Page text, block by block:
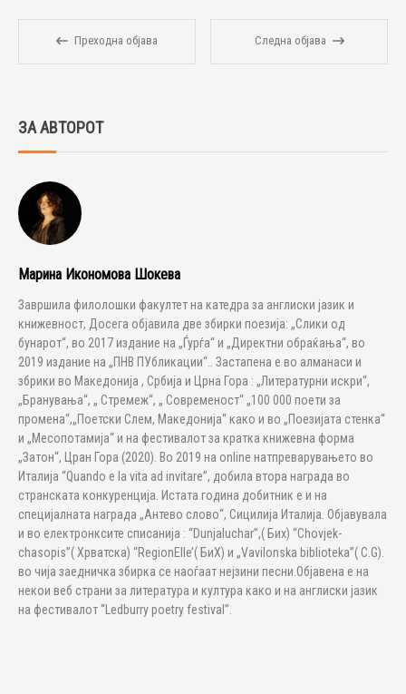
Преходна објава Следна објава
ЗА АВТОРОТ
Марина Икономова Шокева
Завршила филолошки факултет на катедра за англиски јазик и
книжевност, Досега објавила две збирки поезија: „Слики од
бунарот“, во 2017 издание на „Ѓурѓа“ и „Директни обраќања“, во
2019 издание на „ПНВ ПУбликации“.. Застапена е во алманаси и
збрики во Македонија , Србија и Црна Гора : „Литературни искри“,
„Бранувања“, „ Стремеж“, „ Современост“ „100 000 поети за
промена“,„Поетски Слем, Македонија“ како и во „Поезијата стенка“
и „Месопотамија“ и на фестивалот за кратка книжевна форма
„Затон“, Цран Гора (2020). Во 2019 на online натпреварувањето во
Италија “Quando e la vita ad invitare”, добила втора награда во
странската конкуренција. Истата година добитник е и на
специјалната награда „Антево слово“, Сицилија Италија. Објавувала
и во електронксите списанија : “Dunjaluchar”,( Бих) “Chovjek-
chasopis”( Хрватска) “RegionElle’( БиХ) и „Vavilonska biblioteka”( C.G).
во чија заедничка збирка се наоѓаат нејзини песни.Објавена е на
некои веб страни за литература и култура како и на англиски јазик
на фестивалот “Ledburry poetry festival”.